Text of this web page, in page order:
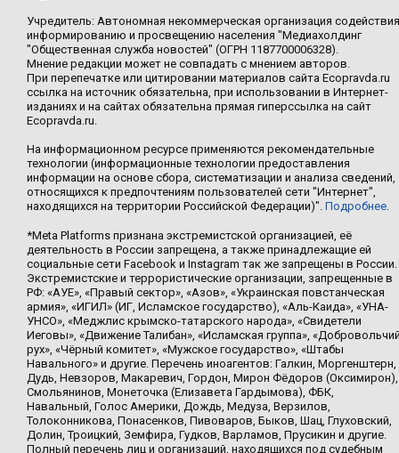
Учредитель: Автономная некоммерческая организация содействия
информированию и просвещению населения "Медиахолдинг
"Общественная служба новостей" (ОГРН 1187700006328).
Мнение редакции может не совпадать с мнением авторов.
При перепечатке или цитировании материалов сайта Ecopravda.ru
ссылка на источник обязательна, при использовании в Интернет-
изданиях и на сайтах обязательна прямая гиперссылка на сайт
Ecopravda.ru.
На информационном ресурсе применяются рекомендательные
технологии (информационные технологии предоставления
информации на основе сбора, систематизации и анализа сведений,
относящихся к предпочтениям пользователей сети "Интернет",
находящихся на территории Российской Федерации)". Подробнее
*Meta Platforms признана экстремистской организацией, её
деятельность в России запрещена, а также принадлежащие ей
социальные сети Facebook и Instagram так же запрещены в России.
Экстремистские и террористические организации, запрещенные в
РФ: «АУЕ», «Правый сектор», «Азов», «Украинская повстанческая
армия», «ИГИЛ» (ИГ, Исламское государство), «Аль-Каида», «УНА-
УНСО», «Меджлис крымско-татарского народа», «Свидетели
Иеговы», «Движение Талибан», «Исламская группа»,
рух», «Чёрный комитет», «Мужское государство», «Штабы
Навального» и другие. Перечень иноагентов: Галкин, Моргенштерн,
Дудь, Невзоров, Макаревич, Гордон, Мирон Фёдоров (Оксимирон),
Смольянинов, Монеточка (Елизавета Гардымова), ФБК,
Навальный, Голос Америки, Дождь, Медуза, Верзилов,
Толоконникова, Понасенков, Пивоваров, Быков, Шац, Глуховский,
Долин, Троицкий, Земфира, Гудков, Варламов, Прусикин и другие.
Полный перечень лиц и организаций, находящихся под судебным